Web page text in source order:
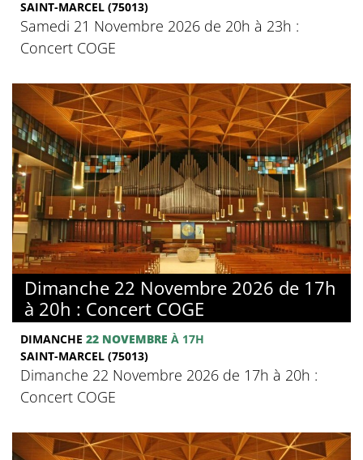
SAINT-MARCEL (75013)
Samedi 21 Novembre 2026 de 20h à 23h :
Concert COGE
Dimanche 22 Novembre 2026 de 17h
à 20h : Concert COGE
DIMANCHE 22 NOVEMBRE À 17H
SAINT-MARCEL (75013)
Dimanche 22 Novembre 2026 de 17h à 20h :
Concert COGE